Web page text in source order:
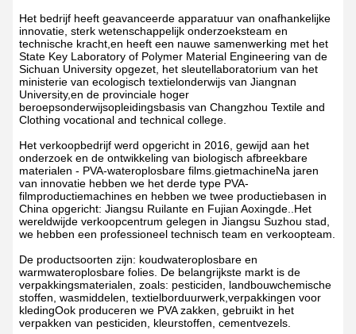
Het bedrijf heeft geavanceerde apparatuur van onafhankelijke
innovatie, sterk wetenschappelijk onderzoeksteam en
technische kracht,en heeft een nauwe samenwerking met het
State Key Laboratory of Polymer Material Engineering van de
Sichuan University opgezet, het sleutellaboratorium van het
ministerie van ecologisch textielonderwijs van Jiangnan
University,en de provinciale hoger
beroepsonderwijsopleidingsbasis van Changzhou Textile and
Clothing vocational and technical college.
Het verkoopbedrijf werd opgericht in 2016, gewijd aan het
onderzoek en de ontwikkeling van biologisch afbreekbare
materialen - PVA-wateroplosbare films.gietmachineNa jaren
van innovatie hebben we het derde type PVA-
filmproductiemachines en hebben we twee productiebasen in
China opgericht: Jiangsu Ruilante en Fujian Aoxingde..Het
wereldwijde verkoopcentrum gelegen in Jiangsu Suzhou stad,
we hebben een professioneel technisch team en verkoopteam.
De productsoorten zijn: koudwateroplosbare en
warmwateroplosbare folies. De belangrijkste markt is de
verpakkingsmaterialen, zoals: pesticiden, landbouwchemische
stoffen, wasmiddelen, textielborduurwerk,verpakkingen voor
kledingOok produceren we PVA zakken, gebruikt in het
verpakken van pesticiden, kleurstoffen, cementvezels.